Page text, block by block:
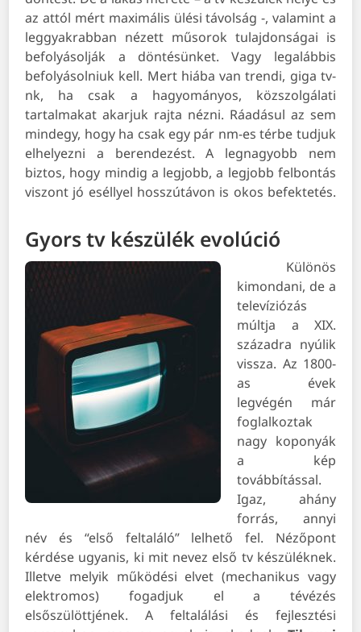
az attól mért maximális ülési távolság -, valamint a
leggyakrabban nézett műsorok tulajdonságai is
befolyásolják a döntésünket. Vagy legalábbis
befolyásolniuk kell. Mert hiába van trendi, giga tv-
nk, ha csak a hagyományos, közszolgálati
tartalmakat akarjuk rajta nézni. Ráadásul az sem
mindegy, hogy ha csak egy pár nm-es térbe tudjuk
elhelyezni a berendezést. A legnagyobb nem
biztos, hogy mindig a legjobb, a legjobb felbontás
viszont jó eséllyel hosszútávon is okos befektetés.
Gyors tv készülék evolúció
Különös
kimondani, de a
televíziózás
múltja a XIX.
századra nyúlik
vissza. Az 1800-
as évek
legvégén már
foglalkoztak
nagy koponyák
a kép
továbbítással.
Igaz, ahány
forrás, annyi
név és “első feltaláló” lelhető fel. Nézőpont
kérdése ugyanis, ki mit nevez első tv készüléknek.
Illetve melyik működési elvet (mechanikus vagy
elektromos) fogadjuk el a tévézés
elsőszülöttjének. A feltalálási és fejlesztési